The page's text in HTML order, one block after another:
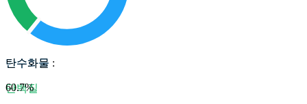
탄수화물
단백질
탄수화물 :
60.7%